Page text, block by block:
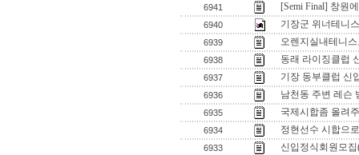
6941 [Semi Final] 창원
6940 기장군 위너테니
6939 오렌지실내테니
6938 동래 라이징클럽
6937 기장 동부클럽 신
6936 남천동 주변 레슨
6935 국제시합좀 올려
6934 정현선수 시합으
6933 신입정식회원모